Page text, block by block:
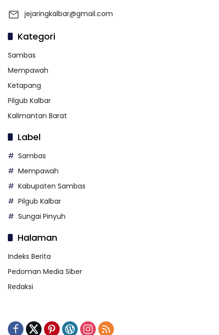
jejaringkalbar@gmail.com
Kategori
Sambas
Mempawah
Ketapang
Pilgub Kalbar
Kalimantan Barat
Label
Sambas
Mempawah
Kabupaten Sambas
Pilgub Kalbar
Sungai Pinyuh
Halaman
Indeks Berita
Pedoman Media Siber
Redaksi